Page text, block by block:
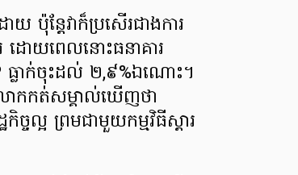
ប៉ុន្តែវាក៏ប្រសើរជាងការ
ដោយពេលនោះធនាគារ
ធ្លាក់ចុះដល់ ២,៩%ឯណោះ។
ោកកត់សម្គាល់ឃើញថា
ល្អ ព្រមជាមួយកម្មវិធីស្តារ